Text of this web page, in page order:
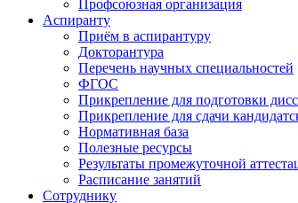
Профсоюзная организация
Аспиранту
Приём в аспирантуру
Докторантура
Перечень научных специальностей
ФГОС
Прикрепление для подготовки
Прикрепление для сдачи
Нормативная база
Полезные ресурсы
Результаты промежуточной
Расписание занятий
Сотруднику